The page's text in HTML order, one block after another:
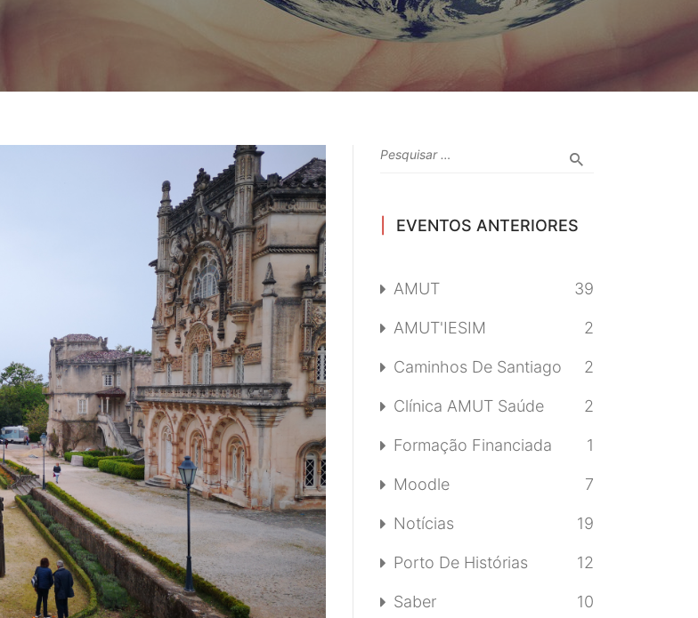
EVENTOS ANTERIORES
AMUT 39
AMUT'IESIM 2
Caminhos De Santiago 2
Clínica AMUT Saúde 2
Formação Financiada 1
Moodle 7
Notícias 19
Porto De Histórias 12
Saber 10